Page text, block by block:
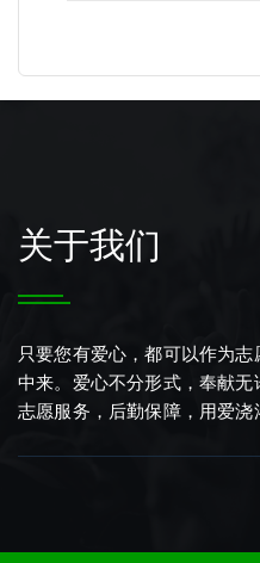
关于我们
只要您有爱心，都可以作为
中来。爱心不分形式，奉献无
志愿服务，后勤保障，用爱浇